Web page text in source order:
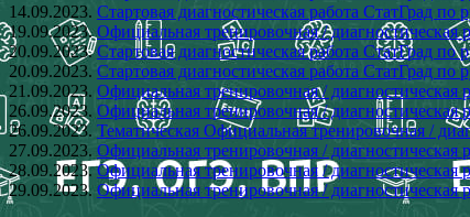
14.09.2023. Стартовая диагностическая работа СтатГрад
19.09.2023.Официальная тренировочная /
20.09.2023.Стартовая диагностическая работа СтатГрад
20.09.2023. Стартовая диагностическая работа СтатГрад
21.09.2023. Официальная тренировочная /
26.09.2023. Официальная тренировочная /
26.09.2023. Тематическая Официальная тренировочная /
27.09.2023. Официальная тренировочная /
28.09.2023.Официальная тренировочная /
29.09.2023.Официальная тренировочная /